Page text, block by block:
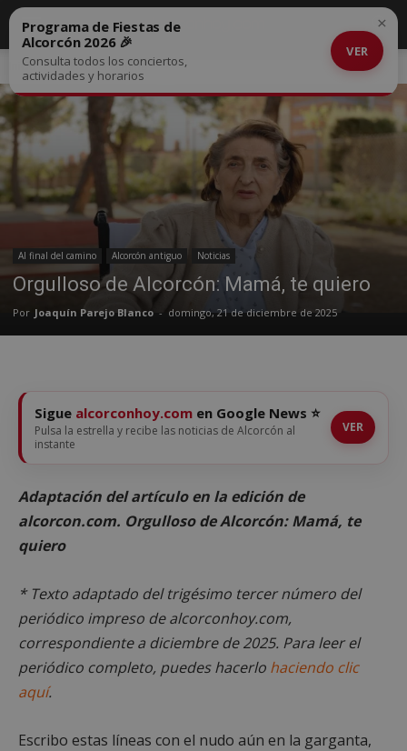
Inicio Al final del camino
Al final del camino Alcorcón antiguo Noticias
Orgulloso de Alcorcón: Mamá, te quiero
Por Joaquín Parejo Blanco - domingo, 21 de diciembre de 2025
Programa de Fiestas de
Alcorcón 2026 🎉
Consulta todos los conciertos,
actividades y horarios
VER
×
Sigue alcorconhoy.com en Google News ⭐
Pulsa la estrella y recibe las noticias de Alcorcón al
instante
VER
Adaptación del artículo en la edición de
alcorcon.com. Orgulloso de Alcorcón: Mamá, te
quiero
* Texto adaptado del trigésimo tercer número del
periódico impreso de alcorconhoy.com,
correspondiente a diciembre de 2025. Para leer el
periódico completo, puedes hacerlo haciendo clic
aquí.
Escribo estas líneas con el nudo aún en la garganta,